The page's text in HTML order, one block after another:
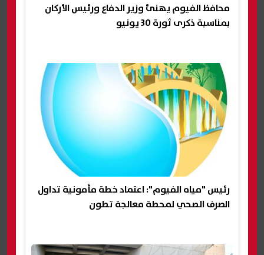
محافظ الفيوم يهنئ وزير الدفاع ورئيس الأركان
بمناسبة ذكرى ثورة 30 يونيو
رئيس "مياه الفيوم": اعتماد خطة مأمونية تداول
الصرف الصحي لمحطة معالجة تطون